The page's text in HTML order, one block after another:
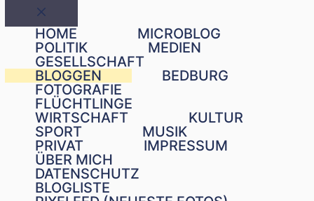
Schließen
HOME
MICROBLOG
POLITIK
MEDIEN
GESELLSCHAFT
BLOGGEN
BEDBURG
FOTOGRAFIE
FLÜCHTLINGE
WIRTSCHAFT
KULTUR
SPORT
MUSIK
PRIVAT
IMPRESSUM
ÜBER MICH
DATENSCHUTZ
BLOGLISTE